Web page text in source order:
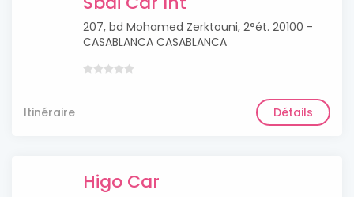
207, bd Mohamed Zerktouni, 2°ét. 20100 -
CASABLANCA CASABLANCA
Itinéraire Détails
Higo Car